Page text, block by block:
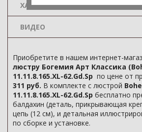
ХАРАКТЕРИСТИКИ
ВИДЕО
Приобретите в нашем интернет-
люстру Богемия Арт Классика
11.11.8.165.XL-62.Gd.Sp по цене от
311 руб. В комплекте с люстрой
11.11.8.165.XL-62.Gd.Sp бесплатно
балдахин (деталь, прикрывающая
цепь (12 см), и детальная
по сборке и установке.